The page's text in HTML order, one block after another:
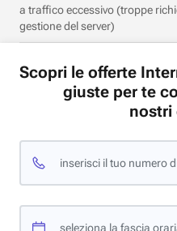
a traffico eccessivo (troppe
gestione del server)
Scopri le offerte
giuste per te
nostri
inserisci il tuo numero
seleziona la fascia